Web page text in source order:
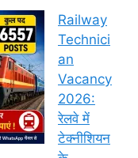
Railway
Technici
an
Vacancy
2026:
रेलवे में
टेक्नीशियन